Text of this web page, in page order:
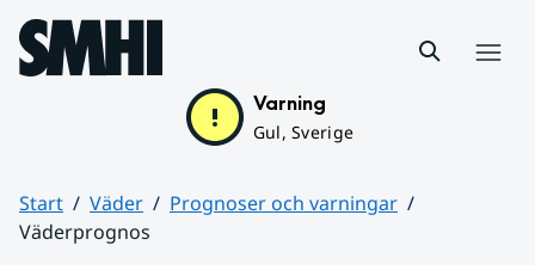
Hoppa till sidans innehåll
Varning
Gul, Sverige
Start Väder
Prognoser och varningar
Väderprognos